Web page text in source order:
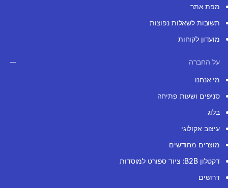
מפת אתר
תשובות לשאלות נפוצות
מועדון לקוחות
על החברה
מי אנחנו
סניפים ושעות פתיחה
בלוג
עיצוב אקולוגי
מוצרים מחודשים
דקטלון B2B: ציוד ספורט למוסדות
דרושים